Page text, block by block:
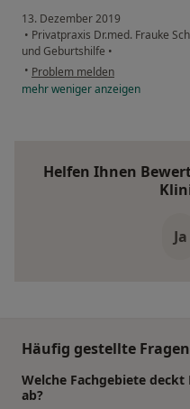
13. Dezember 2019
• Privatpraxis Dr.med. Frauke
und Geburtshilfe •
• Problem melden
mehrwenigeranzeigen
Helfen Ihnen
Ja
Häufig gestellte Fragen
Welche Fachgebiete
ab?